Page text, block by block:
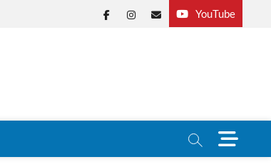
YouTube
Facebook
Instagram
E-
M
e
n